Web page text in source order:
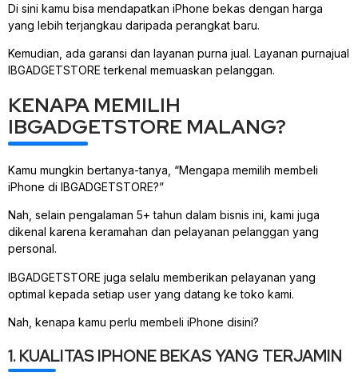
Di sini kamu bisa mendapatkan iPhone bekas dengan harga
yang lebih terjangkau daripada perangkat baru.
Kemudian, ada garansi dan layanan purna jual. Layanan purnajual
IBGADGETSTORE terkenal memuaskan pelanggan.
KENAPA MEMILIH
IBGADGETSTORE MALANG?
Kamu mungkin bertanya-tanya, “Mengapa memilih membeli
iPhone di IBGADGETSTORE?”
Nah, selain pengalaman 5+ tahun dalam bisnis ini, kami juga
dikenal karena keramahan dan pelayanan pelanggan yang
personal.
IBGADGETSTORE juga selalu memberikan pelayanan yang
optimal kepada setiap user yang datang ke toko kami.
Nah, kenapa kamu perlu membeli iPhone disini?
1. KUALITAS IPHONE BEKAS YANG TERJAMIN